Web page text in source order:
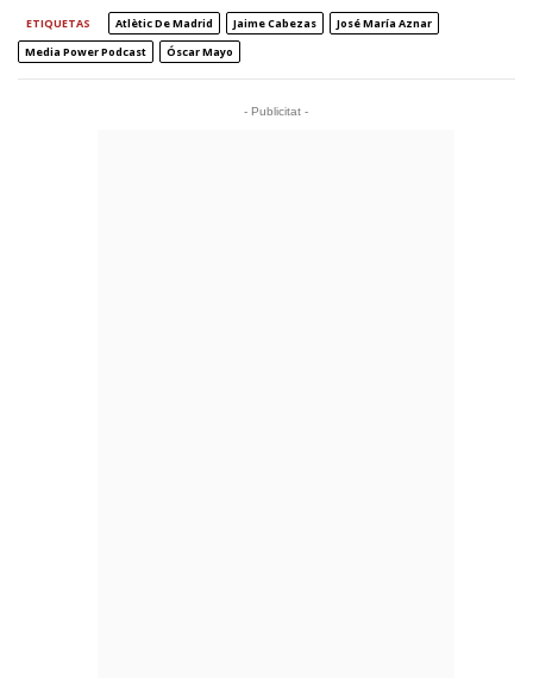
ETIQUETAS Atlètic De Madrid Jaime Cabezas
José María Aznar
Media Power Podcast
Óscar Mayo
- Publicitat -